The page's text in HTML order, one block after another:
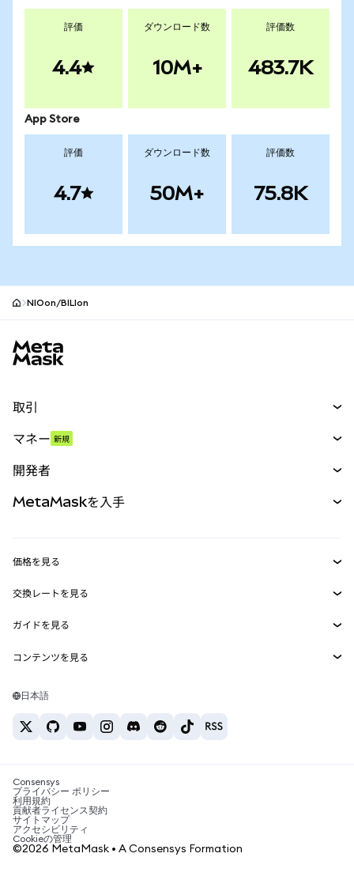
評価
4.4
ダウンロード数
10M+
評価数
483.7K
App Store
評価
4.7
ダウンロード数
50M+
評価数
75.8K
NIOon/BILIon
取引
パーペチュアル
RWA
マネー 新規
開発者
MetaMask Connect
Snaps
Web3サービス
MetaMaskを入手
セキュリティ
サポート
キャリア
お問い合わせ
価格を見る
イーサリアムの価格
Solanaの価格
Tetherの価格
交換レートを見る
ETH→USD
USDT→INR
BTC→INR
ETH→USDT
ガイドを見る
ETHの購入
USDTの購入
SHIBの購入
BNBの購入
コンテンツを見る
Solanaウォレット
税制関連ニュース
暗号資産の購入方法は？
ビットコインを売るには？
日本語
Consensys
プライバシー ポリシー
利用規約
貢献者ライセンス契約
サイトマップ
アクセシビリティ
Cookieの管理
©2026 MetaMask • A Consensys Formation